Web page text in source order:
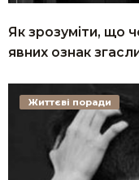
Як зрозуміти, що
явних ознак
Життєві поради